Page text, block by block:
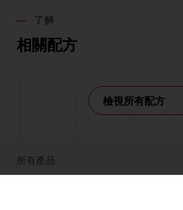
了解
相關配方
檢視所有配方
所有產品